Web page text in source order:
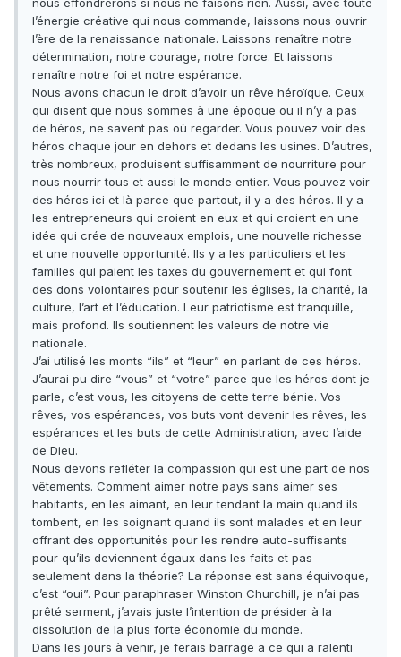
nous effondrerons si nous ne faisons rien. Aussi, avec toute
l’énergie créative qui nous commande, laissons nous ouvrir
l’ère de la renaissance nationale. Laissons renaître notre
détermination, notre courage, notre force. Et laissons
renaître notre foi et notre espérance.
Nous avons chacun le droit d’avoir un rêve héroïque. Ceux
qui disent que nous sommes à une époque ou il n’y a pas
de héros, ne savent pas où regarder. Vous pouvez voir des
héros chaque jour en dehors et dedans les usines. D’autres,
très nombreux, produisent suffisamment de nourriture pour
nous nourrir tous et aussi le monde entier. Vous pouvez voir
des héros ici et là parce que partout, il y a des héros. Il y a
les entrepreneurs qui croient en eux et qui croient en une
idée qui crée de nouveaux emplois, une nouvelle richesse
et une nouvelle opportunité. Ils y a les particuliers et les
familles qui paient les taxes du gouvernement et qui font
des dons volontaires pour soutenir les églises, la charité, la
culture, l’art et l’éducation. Leur patriotisme est tranquille,
mais profond. Ils soutiennent les valeurs de notre vie
nationale.
J’ai utilisé les monts “ils” et “leur” en parlant de ces héros.
J’aurai pu dire “vous” et “votre” parce que les héros dont je
parle, c’est vous, les citoyens de cette terre bénie. Vos
rêves, vos espérances, vos buts vont devenir les rêves, les
espérances et les buts de cette Administration, avec l’aide
de Dieu.
Nous devons refléter la compassion qui est une part de nos
vêtements. Comment aimer notre pays sans aimer ses
habitants, en les aimant, en leur tendant la main quand ils
tombent, en les soignant quand ils sont malades et en leur
offrant des opportunités pour les rendre auto-suffisants
pour qu’ils deviennent égaux dans les faits et pas
seulement dans la théorie? La réponse est sans équivoque,
c’est “oui”. Pour paraphraser Winston Churchill, je n’ai pas
prêté serment, j’avais juste l’intention de présider à la
dissolution de la plus forte économie du monde.
Dans les jours à venir, je ferais barrage a ce qui a ralenti